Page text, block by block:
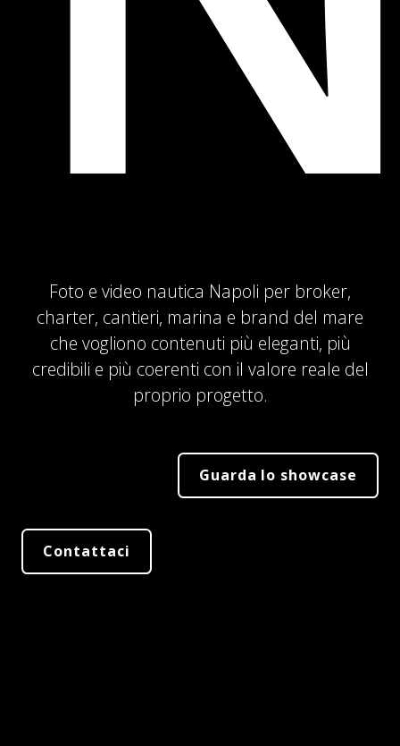
Foto e video nautica Napoli per broker,
charter, cantieri, marina e brand del mare
che vogliono contenuti più eleganti, più
credibili e più coerenti con il valore reale del
proprio progetto.
Guarda lo showcase
Contattaci